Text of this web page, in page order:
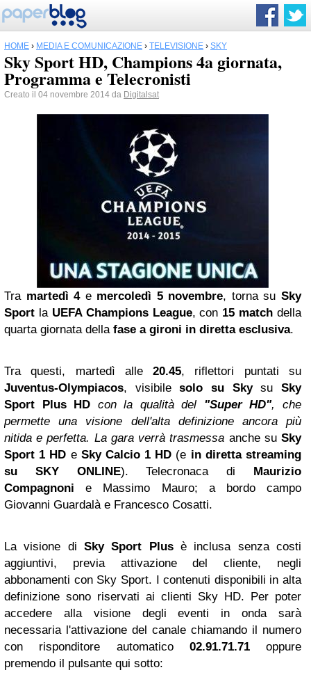
HOME › MEDIA E COMUNICAZIONE › TELEVISIONE › SKY
Sky Sport HD, Champions 4a giornata,
Programma e Telecronisti
Creato il 04 novembre 2014 da Digitalsat
Tra martedì 4 e mercoledì 5 novembre, torna suSky
Sport la UEFA Champions League, con 15 match della
quarta giornata della fase a gironi in diretta esclusiva.
Tra questi, martedì alle20.45, riflettori puntati su
Juventus-Olympiacos, visibilesolo su Sky su
Sky
Sport Plus HD con la qualità del "Super HD", che
permette una visione dell'alta definizione ancora più
nitida e perfetta. La gara verrà trasmessa anche suSky
Sport 1 HD e Sky Calcio 1 HD (e in diretta streaming
su SKY ONLINE). Telecronaca di Maurizio
Compagnoni e Massimo Mauro; a bordo campo
Giovanni Guardalà e Francesco Cosatti.
La visione di Sky Sport Plus è inclusa senza costi
aggiuntivi, previa attivazione del cliente, negli
abbonamenti con Sky Sport. I contenuti disponibili in alta
definizione sono riservati ai clienti Sky HD. Per poter
accedere alla visione degli eventi in onda sarà
necessaria l'attivazione del canale chiamando il numero
con risponditore automatico 02.91.71.71oppure
premendo il pulsante qui sotto: